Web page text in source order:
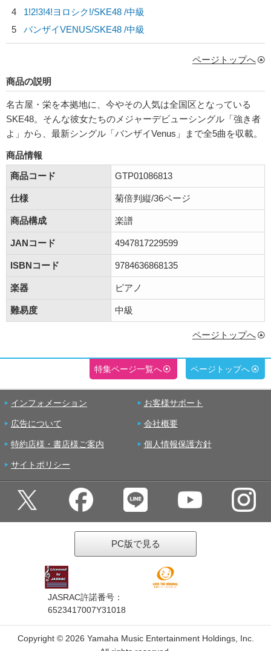
4
1!2!3!4!ヨロシク!/SKE48 /中級
5
バンザイVENUS/SKE48 /中級
ページトップへ
商品の説明
名古屋・栄を本拠地に、今やその人気は全国区となっている
SKE48。そんな彼女たちのメジャーデビューシングル「強き者
よ」から、最新シングル「バンザイVenus」まで全5曲を収載。
商品情報
商品コード
GTP01086813
仕様 菊倍判縦/36ページ
商品構成 楽譜
JANコード 4947817229599
ISBNコード 9784636868135
楽器 ピアノ
難易度 中級
ページトップへ
特集ページ一覧へ ページトップへ
インフォメーション お客様サポート
広告について 会社概要
特約店様・書店様ご案内 個人情報保護方針
サイトポリシー
PC版で見る
JASRAC許諾番号：
6523417007Y31018
Copyright © 2026 Yamaha Music Entertainment Holdings, Inc.